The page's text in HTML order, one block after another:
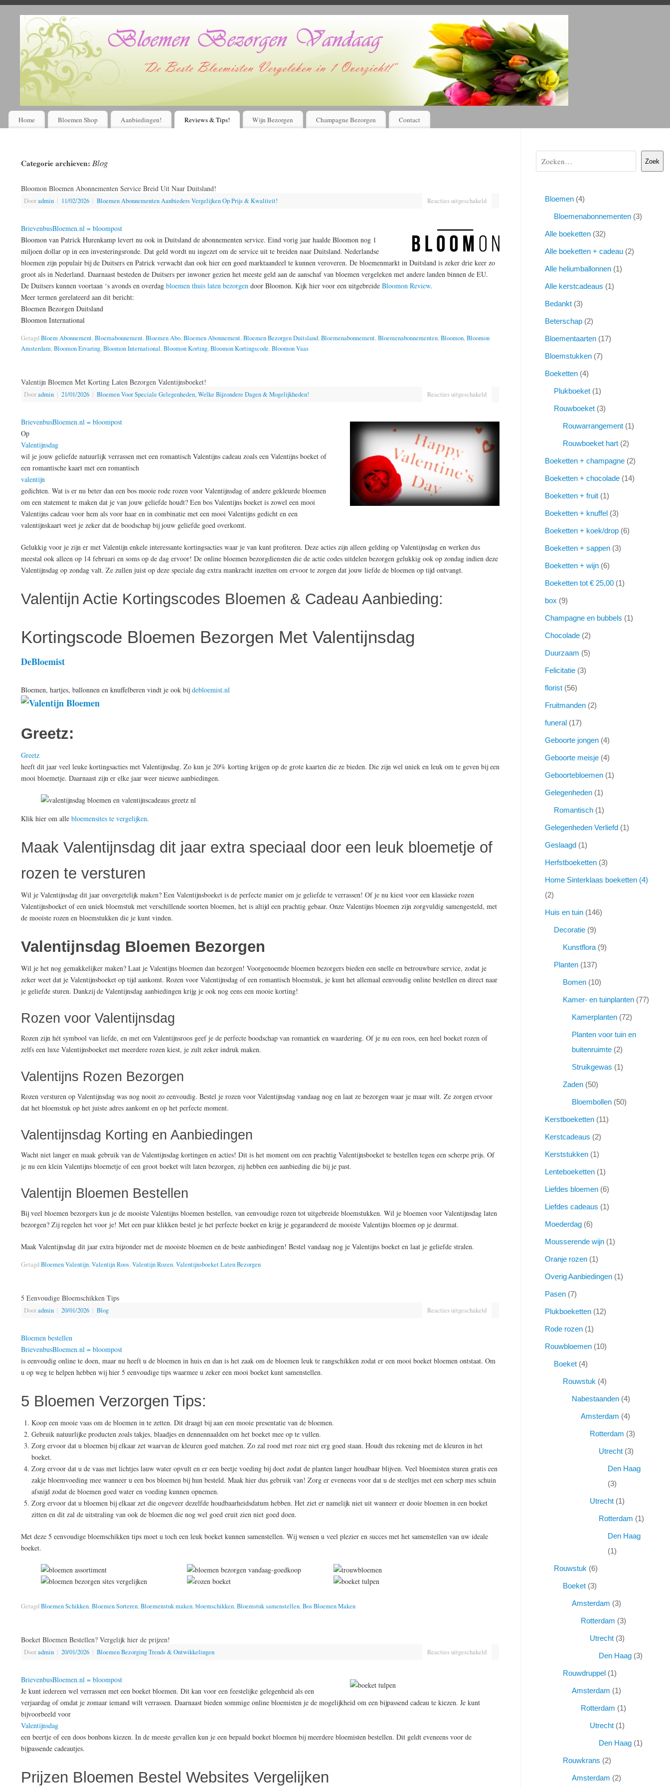
Voordelig bloemen bestellen en laten bezorgen? Kijk Hier!
Home Bloemen Shop Aanbiedingen! Reviews & Tips! Wijn Bezorgen Champagne Bezorgen Contact
Categorie archieven: Blog
Bloomon Bloemen Abonnementen Service Breid Uit Naar Duitsland!
Dooradmin | 11/02/2026 | Bloemen Abonnementen Aanbieders Vergelijken Op Prijs & Kwaliteit! Reacties uitgeschakeld
BrievenbusBloemen.nl = bloompost
Bloomon van Patrick Hurenkamp levert nu ook in Duitsland de abonnementen service. Eind vorig jaar haalde Bloomon nog 1
miljoen dollar op in een investeringsronde. Dat geld wordt nu ingezet om de service uit te breiden naar Duitsland. Nederlandse
bloemen zijn populair bij de Duitsers en Patrick verwacht dan ook hier een goed marktaandeel te kunnen veroveren. De bloemenmarkt in Duitsland is zeker drie keer zo
groot als in Nederland. Daarnaast besteden de Duitsers per inwoner gezien het meeste geld aan de aanschaf van bloemen vergeleken met andere landen binnen de EU.
De Duitsers kunnen voortaan ‘s avonds en overdag bloemen thuis laten bezorgen door Bloomon. Kijk hier voor een uitgebreide Bloomon Review.
Meer termen gerelateerd aan dit bericht:
Bloemen Bezorgen Duitsland
Bloomon International
GetagdBloem Abonnement,Bloemabonnement,Bloemen Abo,Bloemen Abonnement,Bloemen Bezorgen Duitsland,Bloemenabonnement,Bloemenabonnementen,Bloomon,Bloomon
Amsterdam,Bloomon Ervaring,Bloomon International,Bloomon Korting,Bloomon Kortingscode,Bloomon Vaas
Valentijn Bloemen Met Korting Laten Bezorgen Valentijnsboeket!
Dooradmin | 21/01/2026 | Bloemen Voor Speciale Gelegenheden, Welke Bijzondere Dagen & Mogelijkheden! Reacties uitgeschakeld
BrievenbusBloemen.nl = bloompost
Op
Valentijnsdag
wil je jouw geliefde natuurlijk verrassen met een romantisch Valentijns cadeau zoals een Valentijns boeket of
een romantische kaart met een romantisch
valentijn
gedichten. Wat is er nu beter dan een bos mooie rode rozen voor Valentijnsdag of andere gekleurde bloemen
om een statement te maken dat je van jouw geliefde houdt? Een bos Valentijns boeket is zowel een mooi
Valentijns cadeau voor hem als voor haar en in combinatie met een mooi Valentijns gedicht en een
valentijnskaart weet je zeker dat de boodschap bij jouw geliefde goed overkomt.
Gelukkig voor je zijn er met Valentijn enkele interessante kortingsacties waar je van kunt profiteren. Deze acties zijn alleen gelding op Valentijnsdag en werken dus
meestal ook alleen op 14 februari en soms op de dag ervoor! De online bloemen bezorgdiensten die de actie codes uitdelen bezorgen gelukkig ook op zondag indien deze
Valentijnsdag op zondag valt. Ze zullen juist op deze speciale dag extra mankracht inzetten om ervoor te zorgen dat jouw liefde de bloemen op tijd ontvangt.
Valentijn Actie Kortingscodes Bloemen & Cadeau Aanbieding:
Kortingscode Bloemen Bezorgen Met Valentijnsdag
DeBloemist
Bloemen, hartjes, ballonnen en knuffelberen vindt je ook bij debloemist.nl
Greetz:
Greetz
heeft dit jaar veel leuke kortingsacties met Valentijnsdag. Zo kun je 20% korting krijgen op de grote kaarten die ze bieden. Die zijn wel uniek en leuk om te geven bij een
mooi bloemetje. Daarnaast zijn er elke jaar weer nieuwe aanbiedingen.
Klik hier om alle bloemensites te vergelijken.
Maak Valentijnsdag dit jaar extra speciaal door een leuk bloemetje of
rozen te versturen
Wil je Valentijnsdag dit jaar onvergetelijk maken? Een Valentijnsboeket is de perfecte manier om je geliefde te verrassen! Of je nu kiest voor een klassieke rozen
Valentijnsboeket of een uniek bloemstuk met verschillende soorten bloemen, het is altijd een prachtig gebaar. Onze Valentijns bloemen zijn zorgvuldig samengesteld, met
de mooiste rozen en bloemstukken die je kunt vinden.
Valentijnsdag Bloemen Bezorgen
Wil je het nog gemakkelijker maken? Laat je Valentijns bloemen dan bezorgen! Voorgenoemde bloemen bezorgers bieden een snelle en betrouwbare service, zodat je
zeker weet dat je Valentijnsboeket op tijd aankomt. Rozen voor Valentijnsdag of een romantisch bloemstuk, je kunt het allemaal eenvoudig online bestellen en direct naar
je geliefde sturen. Dankzij de Valentijnsdag aanbiedingen krijg je ook nog eens een mooie korting!
Rozen voor Valentijnsdag
Rozen zijn hét symbool van liefde, en met een Valentijnsroos geef je de perfecte boodschap van romantiek en waardering. Of je nu een roos, een heel boeket rozen of
zelfs een luxe Valentijnsboeket met meerdere rozen kiest, je zult zeker indruk maken.
Valentijns Rozen Bezorgen
Rozen versturen op Valentijnsdag was nog nooit zo eenvoudig. Bestel je rozen voor Valentijnsdag vandaag nog en laat ze bezorgen waar je maar wilt. Ze zorgen ervoor
dat het bloemstuk op het juiste adres aankomt en op het perfecte moment.
Valentijnsdag Korting en Aanbiedingen
Wacht niet langer en maak gebruik van de Valentijnsdag kortingen en acties! Dit is het moment om een prachtig Valentijnsboeket te bestellen tegen een scherpe prijs. Of
je nu een klein Valentijns bloemetje of een groot boeket wilt laten bezorgen, zij hebben een aanbieding die bij je past.
Valentijn Bloemen Bestellen
Bij veel bloemen bezorgers kun je de mooiste Valentijns bloemen bestellen, van eenvoudige rozen tot uitgebreide bloemstukken. Wil je bloemen voor Valentijnsdag laten
bezorgen? Zij regelen het voor je! Met een paar klikken bestel je het perfecte boeket en krijg je gegarandeerd de mooiste Valentijns bloemen op je deurmat.
Maak Valentijnsdag dit jaar extra bijzonder met de mooiste bloemen en de beste aanbiedingen! Bestel vandaag nog je Valentijns boeket en laat je geliefde stralen.
GetagdBloemen Valentijn,Valentijn Roos,Valentijn Rozen,Valentijnsboeket Laten Bezorgen
5 Eenvoudige Bloemschikken Tips
Dooradmin | 20/01/2026 | Blog Reacties uitgeschakeld
Bloemen bestellen
BrievenbusBloemen.nl = bloompost
is eenvoudig online te doen, maar nu heeft u de bloemen in huis en dan is het zaak om de bloemen leuk te rangschikken zodat er een mooi boeket bloemen ontstaat. Om
u op weg te helpen hebben wij hier 5 eenvoudige tips waarmee u zeker een mooi boeket kunt samenstellen.
5 Bloemen Verzorgen Tips:
Koop een mooie vaas om de bloemen in te zetten. Dit draagt bij aan een mooie presentatie van de bloemen.
Gebruik natuurlijke producten zoals takjes, blaadjes en dennennaalden om het boeket mee op te vullen.
Zorg ervoor dat u bloemen bij elkaar zet waarvan de kleuren goed matchen. Zo zal rood met roze niet erg goed staan. Houdt dus rekening met de kleuren in het
boeket.
Zorg ervoor dat u de vaas met lichtjes lauw water opvult en er een beetje voeding bij doet zodat de planten langer houdbaar blijven. Veel bloemisten sturen gratis een
zakje bloemvoeding mee wanneer u een bos bloemen bij hun besteld. Maak hier dus gebruik van! Zorg er eveneens voor dat u de steeltjes met een scherp mes schuin
afsnijd zodat de bloemen goed water en voeding kunnen opnemen.
Zorg ervoor dat u bloemen bij elkaar zet die ongeveer dezelfde houdbaarheidsdatum hebben. Het ziet er namelijk niet uit wanneer er dooie bloemen in een boeket
zitten en dit zal de uitstraling van ook de bloemen die nog wel goed eruit zien niet goed doen.
Met deze 5 eenvoudige bloemschikken tips moet u toch een leuk boeket kunnen samenstellen. Wij wensen u veel plezier en succes met het samenstellen van uw ideale
boeket.
GetagdBloemen Schikken,Bloemen Sorteren,Bloemenstuk maken,bloemschikken,Bloemstuk samenstellen,Bos Bloemen Maken
Boeket Bloemen Bestellen? Vergelijk hier de prijzen!
Dooradmin | 20/01/2026 | Bloemen Bezorging Trends & Ontwikkelingen Reacties uitgeschakeld
BrievenbusBloemen.nl = bloompost
Je kunt iedereen wel verrassen met een boeket bloemen. Dit kan voor een feestelijke gelegenheid als een
verjaardag of omdat je zomaar iemand wilt verrassen. Daarnaast bieden sommige online bloemisten je de mogelijkheid om een bijpassend cadeau te kiezen. Je kunt
bijvoorbeeld voor
Valentijnsdag
een beertje of een doos bonbons kiezen. In de meeste gevallen kun je een bepaald boeket bloemen bij meerdere bloemisten bestellen. Dit geldt eveneens voor de
bijpassende cadeautjes.
Prijzen Bloemen Bestel Websites Vergelijken
Zoek
Bloemen 4
Bloemenabonnementen 3
Alle boeketten 32
Alle boeketten + cadeau 2
Alle heliumballonnen 1
Alle kerstcadeaus 1
Bedankt 3
Beterschap 2
Bloementaarten 17
Bloemstukken 7
Boeketten 4
Plukboeket 1
Rouwboeket 3
Rouwarrangement 1
Rouwboeket hart 2
Boeketten + champagne 2
Boeketten + chocolade 14
Boeketten + fruit 1
Boeketten + knuffel 3
Boeketten + koek/drop 6
Boeketten + sappen 3
Boeketten + wijn 6
Boeketten tot € 25,00 1
box 9
Champagne en bubbels 1
Chocolade 2
Duurzaam 5
Felicitatie 3
florist 56
Fruitmanden 2
funeral 17
Geboorte jongen 4
Geboorte meisje 4
Geboortebloemen 1
Gelegenheden 1
Romantisch 1
Gelegenheden Verliefd 1
Geslaagd 1
Herfstboeketten 3
Home Sinterklaas boeketten (4)
2
Huis en tuin 146
Decoratie 9
Kunstflora 9
Planten 137
Bomen 10
Kamer- en tuinplanten 77
Kamerplanten 72
Planten voor tuin en
buitenruimte 2
Struikgewas 1
Zaden 50
Bloembollen 50
Kerstboeketten 11
Kerstcadeaus 2
Kerststukken 1
Lenteboeketten 1
Liefdes bloemen 6
Liefdes cadeaus 1
Moederdag 6
Mousserende wijn 1
Oranje rozen 1
Overig Aanbiedingen 1
Pasen 7
Plukboeketten 12
Rode rozen 1
Rouwbloemen 10
Boeket 4
Rouwstuk 4
Nabestaanden 4
Amsterdam 4
Rotterdam 3
Utrecht 3
Den Haag
3
Utrecht 1
Rotterdam 1
Den Haag
1
Rouwstuk 6
Boeket 3
Amsterdam 3
Rotterdam 3
Utrecht 3
Den Haag 3
Rouwdruppel 1
Amsterdam 1
Rotterdam 1
Utrecht 1
Den Haag 1
Rouwkrans 2
Amsterdam 2